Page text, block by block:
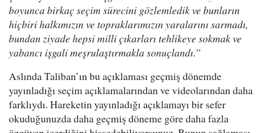
boyunca birkaç seçim sürecini gözlemledik ve bunların
hiçbiri halkımızın ve topraklarımızın yaralarını sarmadı,
bundan ziyade hepsi milli çıkarları tehlikeye sokmak ve
yabancı işgali meşrulaştırmakla sonuçlandı.”
Aslında Taliban’ın bu açıklaması geçmiş dönemde
yayınladığı seçim açıklamalarından ve videolarından daha
farklıydı. Hareketin yayınladığı açıklamayı bir sefer
okuduğunuzda daha geçmiş döneme göre daha fazla